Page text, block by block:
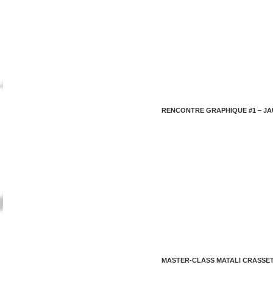
RENCONTRE GRAPHIQUE #1 –
MASTER-CLASS MATALI